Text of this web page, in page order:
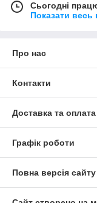
Сьогодні
Показати весь
Про нас
Контакти
Доставка та оплата
Графік роботи
Повна версія сайту